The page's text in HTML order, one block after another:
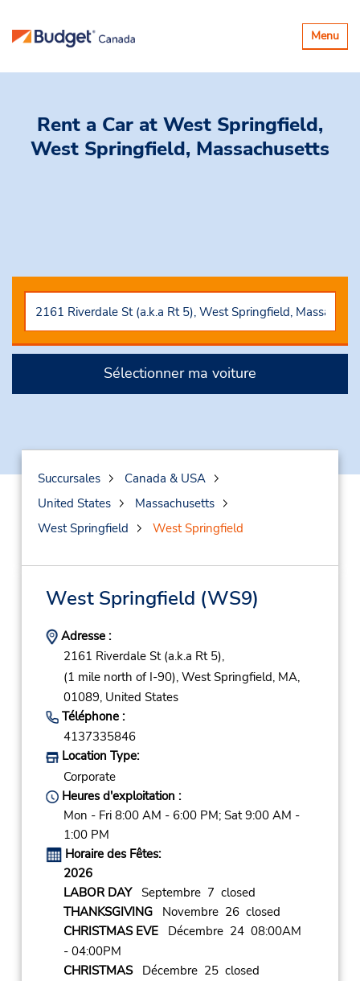
Basculer
la
Menu
Rent a Car at West Springfield,
West Springfield, Massachusetts
Sélectionner ma voiture
Succursales
Canada & USA
United States
Massachusetts
West Springfield
West Springfield
West Springfield (WS9)
Adresse :
2161 Riverdale St (a.k.a Rt 5),
(1 mile north of I-90), West Springfield, MA,
01089, United States
Téléphone :
4137335846
Location Type:
Corporate
Heures d'exploitation :
Mon - Fri 8:00 AM - 6:00 PM; Sat 9:00 AM -
1:00 PM
Horaire des Fêtes:
2026
LABOR DAYSeptembre 7 closed
THANKSGIVINGNovembre 26 closed
CHRISTMAS EVEDécembre 24 08:00AM
- 04:00PM
CHRISTMASDécembre 25 closed